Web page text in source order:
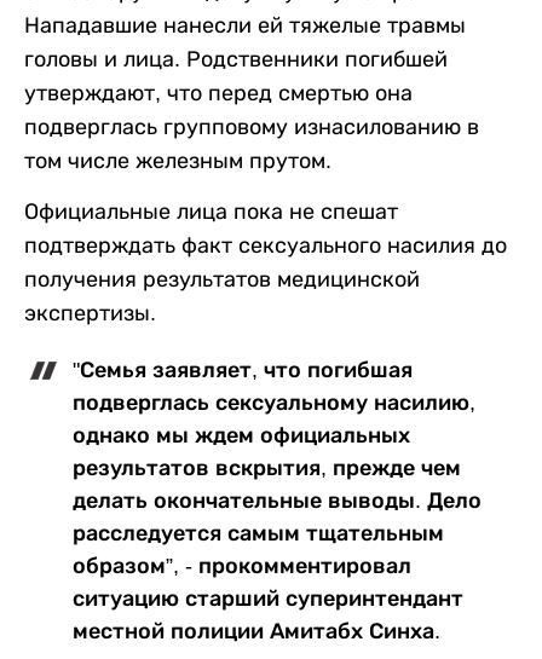
Нападавшие нанесли ей тяжелые травмы
головы и лица. Родственники погибшей
утверждают, что перед смертью она
подверглась групповому изнасилованию в
том числе железным прутом.
Официальные лица пока не спешат
подтверждать факт сексуального насилия до
получения результатов медицинской
экспертизы.
"Семья заявляет, что погибшая
подверглась сексуальному насилию,
однако мы ждем официальных
результатов вскрытия, прежде чем
делать окончательные выводы. Дело
расследуется самым тщательным
образом”, - прокомментировал
ситуацию старший суперинтендант
местной полиции Амитабх Синха.